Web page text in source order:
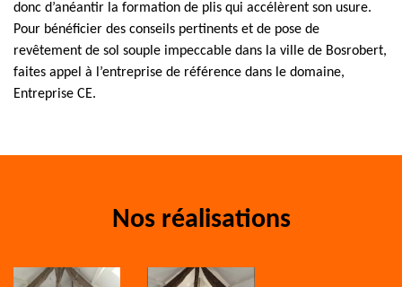
donc d’anéantir la formation de plis qui accélèrent son usure.
Pour bénéficier des conseils pertinents et de pose de
revêtement de sol souple impeccable dans la ville de Bosrobert,
faites appel à l’entreprise de référence dans le domaine,
Entreprise CE.
Nos réalisations